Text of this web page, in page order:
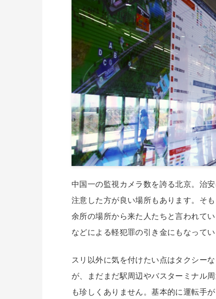
中国一の監視カメラ数を誇る北京。治
注意した方が良い場所もあります。そ
余所の場所から来た人たちと言われて
などによる軽犯罪の引き金にもなってい
スリ以外に気を付けたい点はタクシー
が、まだまだ駅周辺やバスターミナル
も珍しくありません。基本的に運転手